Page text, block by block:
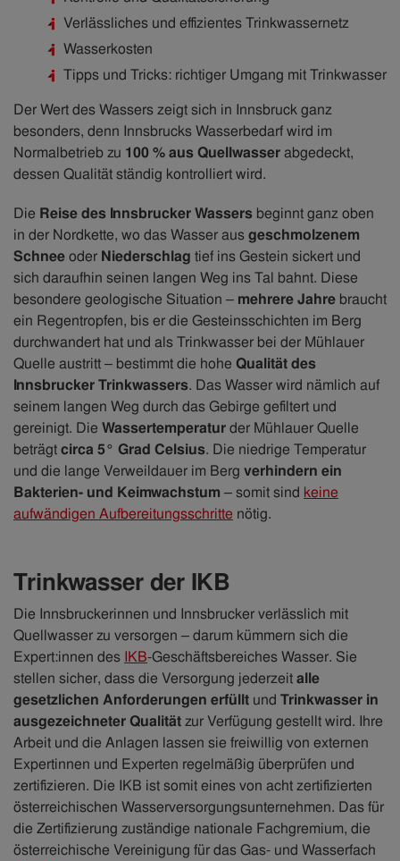
Verlässliches und effizientes Trinkwassernetz
Wasserkosten
Tipps und Tricks: richtiger Umgang mit Trinkwasser
Der Wert des Wassers zeigt sich in Innsbruck ganz
besonders, denn Innsbrucks Wasserbedarf wird im
Normalbetrieb zu 100 % aus Quellwasserabgedeckt,
dessen Qualität ständig kontrolliert wird.
Die Reise des Innsbrucker Wassers beginnt ganz oben
in der Nordkette, wo das Wasser ausgeschmolzenem
Schneeoder Niederschlag tief ins Gestein sickert und
sich daraufhin seinen langen Weg ins Tal bahnt. Diese
besondere geologische Situation – mehrere Jahre braucht
ein Regentropfen, bis er die Gesteinsschichten im Berg
durchwandert hat und als Trinkwasser bei der Mühlauer
Quelle austritt – bestimmt die hohe Qualität des
Innsbrucker Trinkwassers. Das Wasser wird nämlich auf
seinem langen Weg durch das Gebirge gefiltert und
gereinigt. Die Wassertemperaturder Mühlauer Quelle
beträgtcirca 5° Grad Celsius. Die niedrige Temperatur
und die lange Verweildauer im Berg verhindern ein
Bakterien- und Keimwachstum – somit sind keine
aufwändigen Aufbereitungsschritte nötig.
Trinkwasser der IKB
Die Innsbruckerinnen und Innsbrucker verlässlich mit
Quellwasser zu versorgen – darum kümmern sich die
Expert:innen des IKB-Geschäftsbereiches Wasser. Sie
stellen sicher, dass die Versorgung jederzeitalle
gesetzlichen Anforderungen erfüllt und Trinkwasser in
ausgezeichneter Qualitätzur Verfügung gestellt wird. Ihre
Arbeit und die Anlagen lassen sie freiwillig von externen
Expertinnen und Experten regelmäßig überprüfen und
zertifizieren. Die IKB ist somit eines von acht zertifizierten
österreichischen Wasserversorgungsunternehmen. Das für
die Zertifizierung zuständige nationale Fachgremium, die
österreichische Vereinigung für das Gas- und Wasserfach